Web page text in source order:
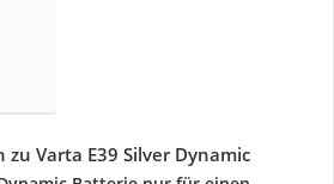
Varta E39 Silver Dynamic